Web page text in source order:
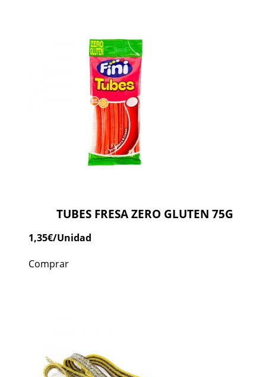
TUBES FRESA ZERO GLUTEN 75G
1,35€/Unidad
Comprar